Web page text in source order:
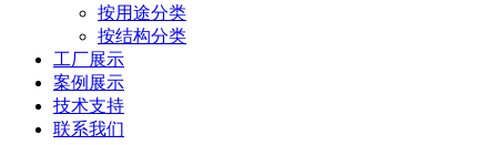
按用途分类
按结构分类
工厂展示
案例展示
技术支持
联系我们